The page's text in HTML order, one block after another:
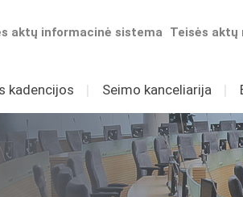
Teisės aktų
aktų informacinė sistema
kadencijos I Seimo kanceliarija I